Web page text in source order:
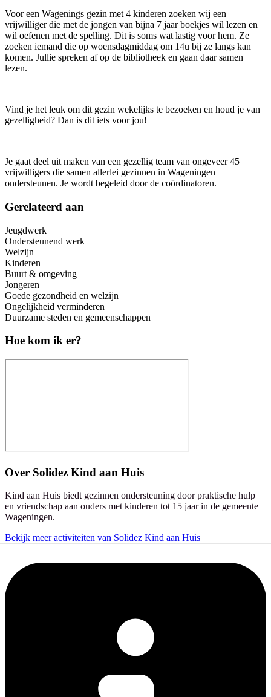
Voor een Wagenings gezin met 4 kinderen zoeken wij een
vrijwilliger die met de jongen van bijna 7 jaar boekjes wil lezen en
wil oefenen met de spelling. Dit is soms wat lastig voor hem. Ze
zoeken iemand die op woensdagmiddag om 14u bij ze langs kan
komen. Jullie spreken af op de bibliotheek en gaan daar samen
lezen.
Vind je het leuk om dit gezin wekelijks te bezoeken en houd je van
gezelligheid? Dan is dit iets voor jou!
Je gaat deel uit maken van een gezellig team van ongeveer 45
vrijwilligers die samen allerlei gezinnen in Wageningen
ondersteunen. Je wordt begeleid door de coördinatoren.
Gerelateerd aan
Jeugdwerk
Ondersteunend werk
Welzijn
Kinderen
Buurt & omgeving
Jongeren
Goede gezondheid en welzijn
Ongelijkheid verminderen
Duurzame steden en gemeenschappen
Hoe kom ik er?
Over Solidez Kind aan Huis
Kind aan Huis biedt gezinnen ondersteuning door praktische hulp
en vriendschap aan ouders met kinderen tot 15 jaar in de gemeente
Wageningen.
Bekijk meer activiteiten van Solidez Kind aan Huis